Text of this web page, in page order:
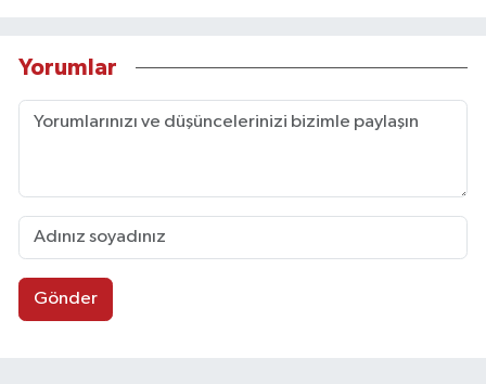
Yorumlar
Gönder